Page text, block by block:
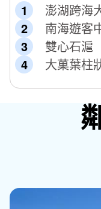
澎湖跨海
南海遊客
雙心石滬
大菓葉柱